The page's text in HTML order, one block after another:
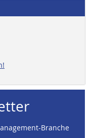
Branche